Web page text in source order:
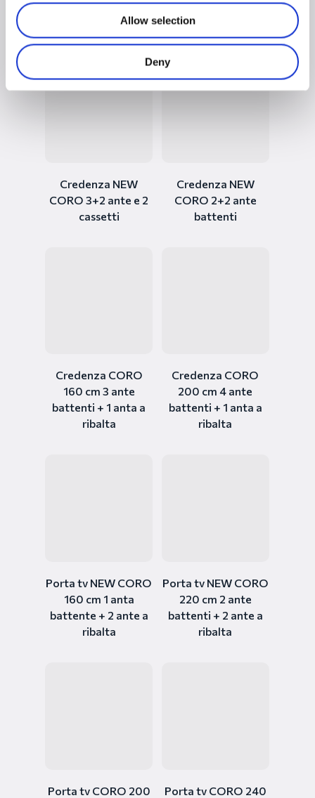
Allow selection
Deny
con porta TV +
ante
Credenza NEW
CORO 3+2 ante e 2
cassetti
Credenza NEW
CORO 2+2 ante
battenti
Credenza CORO
160 cm 3 ante
battenti + 1 anta a
ribalta
Credenza CORO
200 cm 4 ante
battenti + 1 anta a
ribalta
Porta tv NEW CORO
160 cm 1 anta
battente + 2 ante a
ribalta
Porta tv NEW CORO
220 cm 2 ante
battenti + 2 ante a
ribalta
Porta tv CORO 200 Porta tv CORO 240